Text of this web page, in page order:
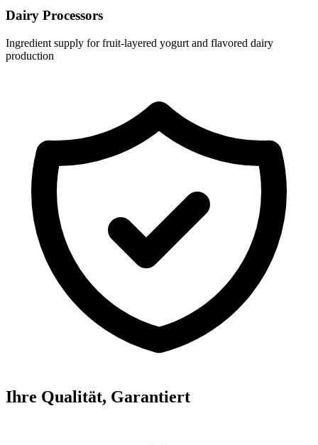
Dairy Processors
Ingredient supply for fruit-layered yogurt and flavored dairy
production
Ihre Qualität, Garantiert